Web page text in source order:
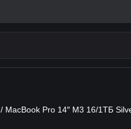
/ MacBook Pro 14″ М3 16/1ТБ